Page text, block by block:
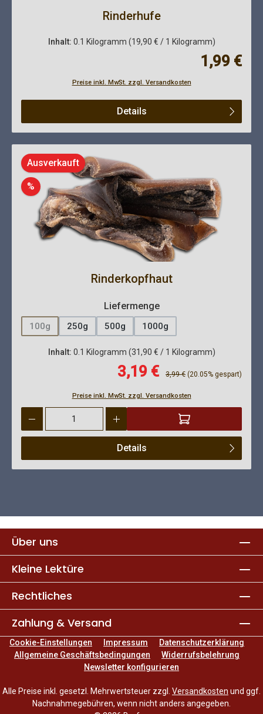
Rinderhufe
Inhalt: 0.1 Kilogramm (19,90 € / 1 Kilogramm)
Regulärer
1,99 €
Preise inkl. MwSt. zzgl. Versandkosten
Details
Ausverkauft
% Rabatt
Rinderkopfhaut
Liefermengeauswählen
100g
(Diese Option ist zurzeit nicht verfügbar.)
250g 500g 1000g
Inhalt: 0.1 Kilogramm (31,90 € / 1 Kilogramm)
Verkaufspreis:
3,19 € Regulärer Preis:
3,99 € (20.05% gespart)
Preise inkl. MwSt. zzgl. Versandkosten
Produkt Anzahl: Gib den gewünschten Wert ein oder benutze
Details
Über uns
Kleine Lektüre
Rechtliches
Zahlung & Versand
Cookie-Einstellungen Impressum
Datenschutzerklärung
Allgemeine Geschäftsbedingungen
Widerrufsbelehrung
Newsletter konfigurieren
Alle Preise inkl. gesetzl. Mehrwertsteuer zzgl. Versandkosten und ggf.
Nachnahmegebühren, wenn nicht anders angegeben.